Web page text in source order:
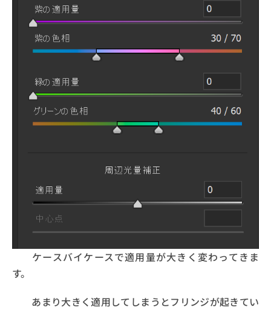
ケースバイケースで適用量が大きく変わってきま
す。
あまり大きく適用してしまうとフリンジが起きてい